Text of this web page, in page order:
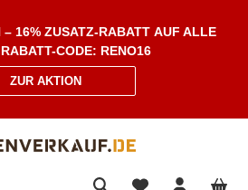
– 16% ZUSATZ-RABATT AUF ALLE
CODE: RENO16
ZUR AKTION